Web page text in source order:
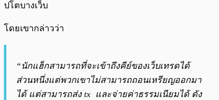
ปโตบางเว็บ
โดยเขากล่าวว่า
“นักแฮ็กสามารถที่จะเข้าถึงคีย์ของเว็บเทรดได้
ส่วนหนึ่งแต่พวกเขาไม่สามารถถอนเหรียญออกมา
ได้ แต่สามารถส่ง tx และจ่ายค่าธรรมเนียมได้ ดัง